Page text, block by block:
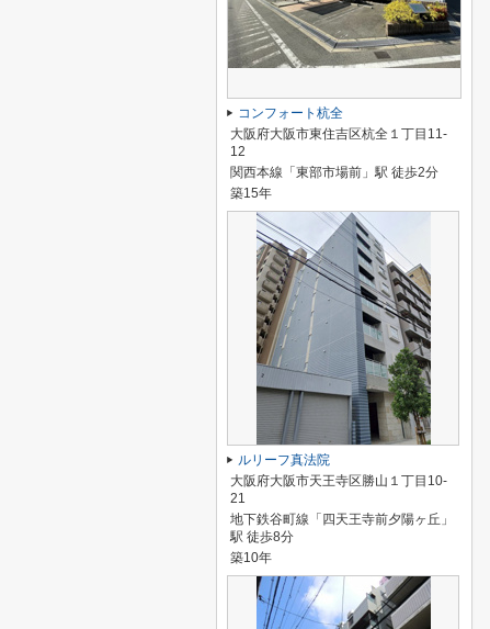
コンフォート杭全
大阪府大阪市東住吉区杭全１丁目11-
12
関西本線「東部市場前」駅 徒歩2分
築15年
ルリーフ真法院
大阪府大阪市天王寺区勝山１丁目10-
21
地下鉄谷町線「四天王寺前夕陽ヶ丘」
駅 徒歩8分
築10年